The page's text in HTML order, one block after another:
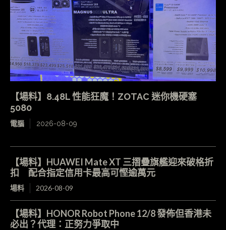
【場料】8.48L 性能狂魔！ZOTAC 迷你機硬塞
5080
電腦 2026-08-09
【場料】HUAWEI Mate XT 三摺疊旗艦迎來破格折
扣 配合指定信用卡最高可慳逾萬元
場料 2026-08-09
【場料】HONOR Robot Phone 12/8 發佈但香港未
必出？代理：正努力爭取中